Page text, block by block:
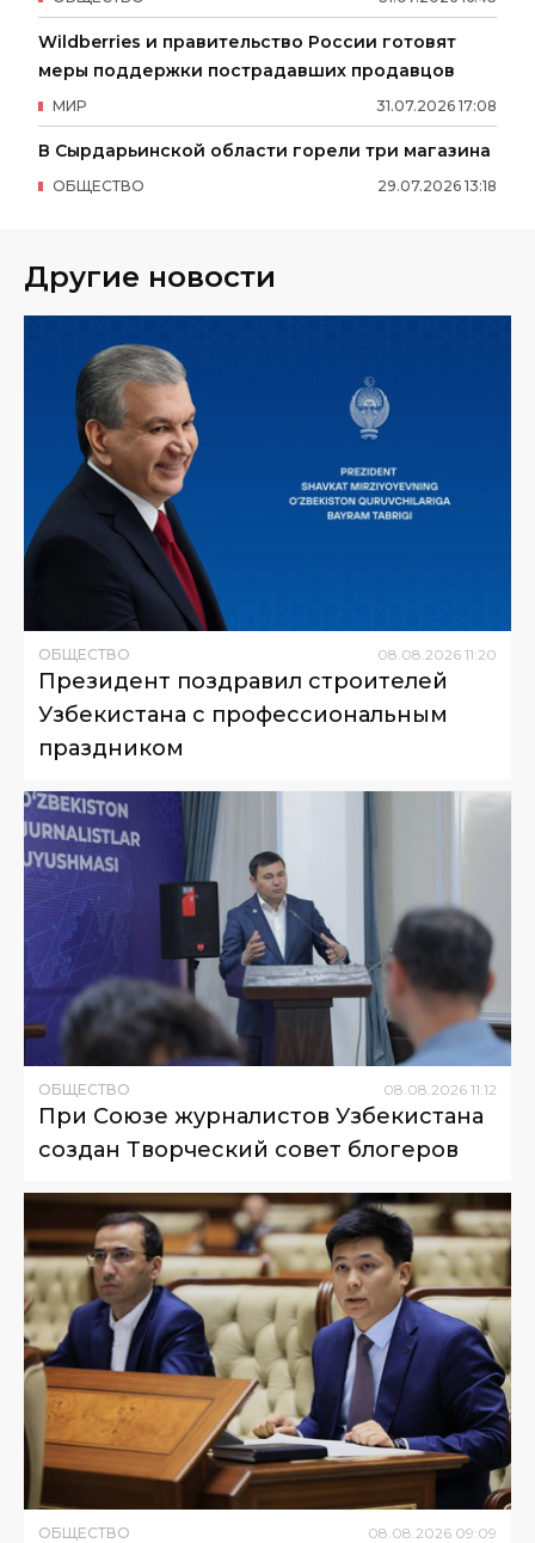
Wildberries и правительство России готовят
меры поддержки пострадавших продавцов
31.07.2026 17:08
МИР
В Сырдарьинской области горели три магазина
29.07.2026 13:18
ОБЩЕСТВО
Другие новости
ОБЩЕСТВО 08.08.2026 11:20
Президент поздравил строителей
Узбекистана с профессиональным
праздником
ОБЩЕСТВО 08 08 2026 11:12
При Союзе журналистов Узбекистана
создан Творческий совет блогеров
ОБЩЕСТВО 08 08 2026 09:09